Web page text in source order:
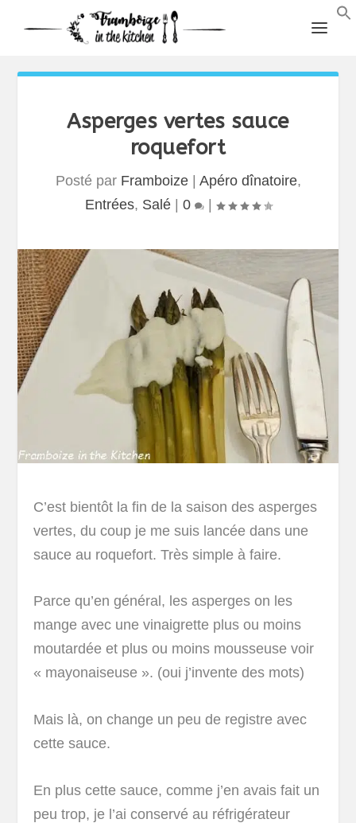
Asperges vertes sauce
roquefort
Posté par Framboize| Apéro dînatoire,
Entrées, Salé| 0 |
C’est bientôt la fin de la saison des asperges
vertes, du coup je me suis lancée dans une
sauce au roquefort. Très simple à faire.
Parce qu’en général, les asperges on les
mange avec une vinaigrette plus ou moins
moutardée et plus ou moins mousseuse voir
« mayonaiseuse ». (oui j’invente des mots)
Mais là, on change un peu de registre avec
cette sauce.
En plus cette sauce, comme j’en avais fait un
peu trop, je l’ai conservé au réfrigérateur